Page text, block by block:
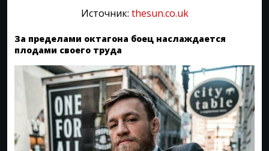
Источник: thesun.co.uk
За пределами октагона боец наслаждается
плодами своего труда